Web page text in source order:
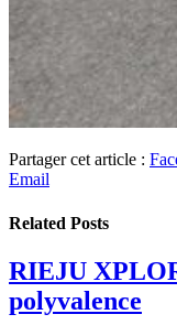
Partager cet article :
Email
Related Posts
RIEJU
polyvalence